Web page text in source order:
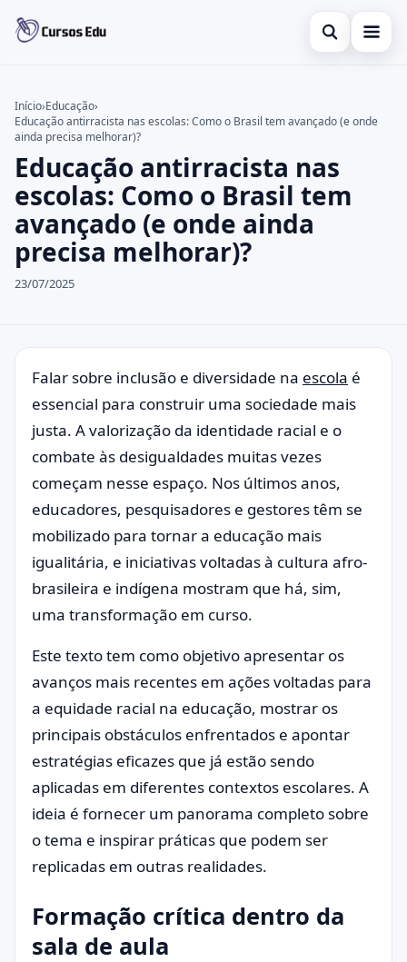
Abrir busca
Inglês
Idiomas
espanhol
Buscar no site
Buscar por:
Pressione Enter para buscar ou ESC para fechar.
Início›Educação›
Educação antirracista nas escolas: Como o Brasil tem avançado (e onde
ainda precisa melhorar)?
Educação antirracista nas
escolas: Como o Brasil tem
avançado (e onde ainda
precisa melhorar)?
23/07/2025
Falar sobre inclusão e diversidade na escola é
essencial para construir uma sociedade mais
justa. A valorização da identidade racial e o
combate às desigualdades muitas vezes
começam nesse espaço. Nos últimos anos,
educadores, pesquisadores e gestores têm se
mobilizado para tornar a educação mais
igualitária, e iniciativas voltadas à cultura afro-
brasileira e indígena mostram que há, sim,
uma transformação em curso.
Este texto tem como objetivo apresentar os
avanços mais recentes em ações voltadas para
a equidade racial na educação, mostrar os
principais obstáculos enfrentados e apontar
estratégias eficazes que já estão sendo
aplicadas em diferentes contextos escolares. A
ideia é fornecer um panorama completo sobre
o tema e inspirar práticas que podem ser
replicadas em outras realidades.
Formação crítica dentro da
sala de aula